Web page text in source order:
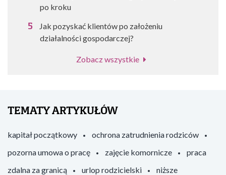
po kroku
Jak pozyskać klientów po założeniu
działalności gospodarczej?
Zobacz wszystkie
TEMATY ARTYKUŁÓW
kapitał początkowy
ochrona zatrudnienia rodziców
pozorna umowa o pracę
zajęcie komornicze
praca
zdalna za granicą
urlop rodzicielski
niższe